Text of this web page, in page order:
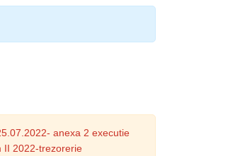
anexa 2 executie
II 2022-trezorerie